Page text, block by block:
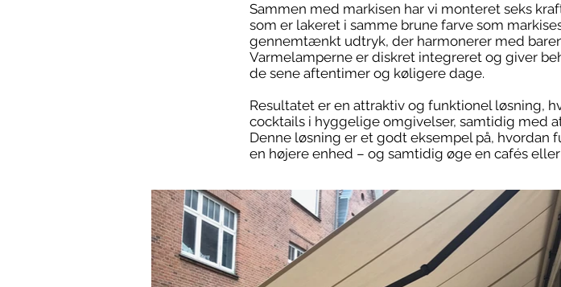
Sammen med markisen har vi monteret seks
som er lakeret i samme brune farve som
gennemtænkt udtryk, der harmonerer med
Varmelamperne er diskret integreret og giver
de sene aftentimer og køligere dage.
Resultatet er en attraktiv og funktionel løsning,
cocktails i hyggelige omgivelser, samtidig med
Denne løsning er et godt eksempel på, hvordan
en højere enhed – og samtidig øge en cafés